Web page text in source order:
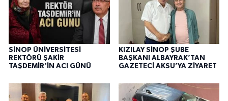
SİNOP ÜNİVERSİTESİ
REKTÖRÜ ŞAKİR
TAŞDEMİR'İN ACI GÜNÜ
KIZILAY SİNOP ŞUBE
BAŞKANI ALBAYRAK’TAN
GAZETECİ AKSU’YA ZİYARET